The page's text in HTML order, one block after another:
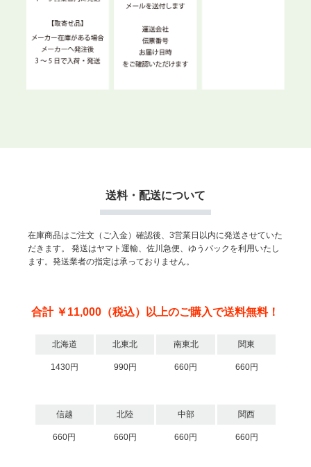
送料・配送について
在庫商品はご注文（ご入金）確認後、3営業日以内に発送させていた
だきます。
発送はヤマト運輸、佐川急便、ゆうパックを利用いたし
ます。発送業者の指定は承っておりません。
合計 ￥11,000（税込）以上のご購入で送料無料！
北海道 北東北 南東北 関東
1430円 990円 660円 660円
信越 北陸 中部 関西
660円 660円 660円 660円